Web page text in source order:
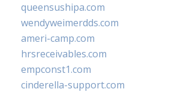
queensushipa.com
wendyweimerdds.com
ameri-camp.com
hrsreceivables.com
empconst1.com
cinderella-support.com